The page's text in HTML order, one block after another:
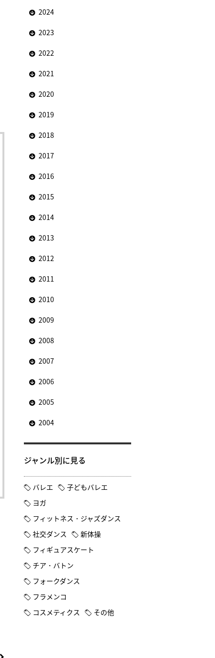
2024
2023
2022
2021
2020
2019
2018
2017
2016
2015
2014
2013
2012
2011
2010
2009
2008
2007
2006
2005
2004
ジャンル別に見る
バレエ
子どもバレエ
ヨガ
フィットネス・ジャズダンス
社交ダンス
新体操
フィギュアスケート
チア・バトン
フォークダンス
フラメンコ
コスメティクス
その他